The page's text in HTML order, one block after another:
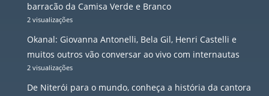
barracão da Camisa Verde e Branco
2 visualizações
Okanal: Giovanna Antonelli, Bela Gil, Henri Castelli e
muitos outros vão conversar ao vivo com internautas
2 visualizações
De Niterói para o mundo, conheça a história da cantora